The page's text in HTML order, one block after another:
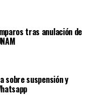
tras anulación de
sobre suspensión y